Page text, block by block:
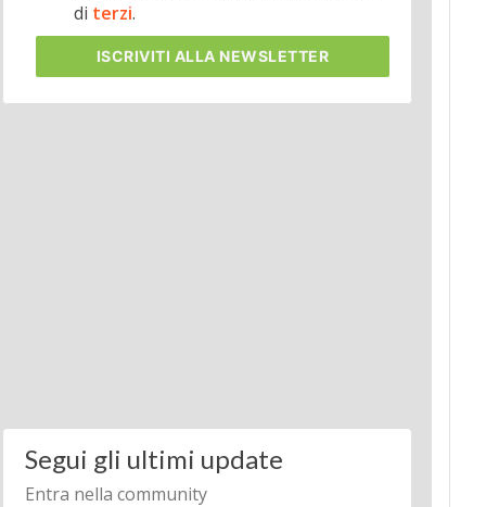
di terzi.
ISCRIVITI ALLA NEWSLETTER
Segui gli ultimi update
Entra nella community